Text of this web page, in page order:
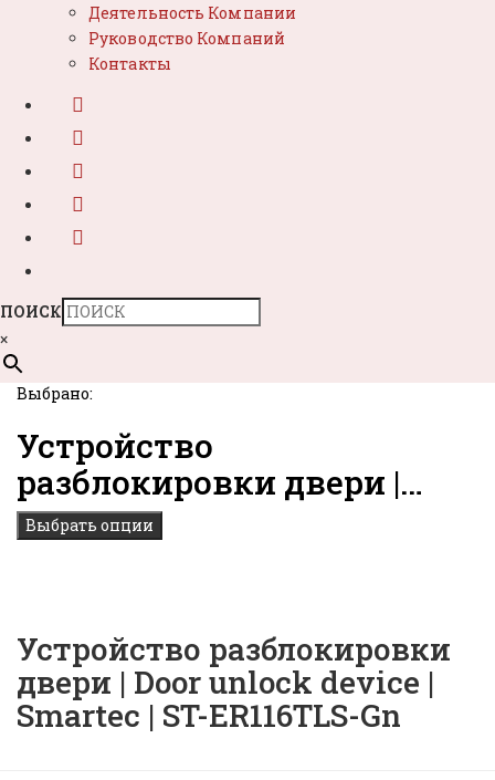
Деятельность Компании
Руководство Компаний
Контакты
ПОИСК
×
Выбрано:
Устройство
разблокировки двери |…
Выбрать опции
Устройство разблокировки
двери | Door unlock device |
Smartec | ST-ER116TLS-Gn